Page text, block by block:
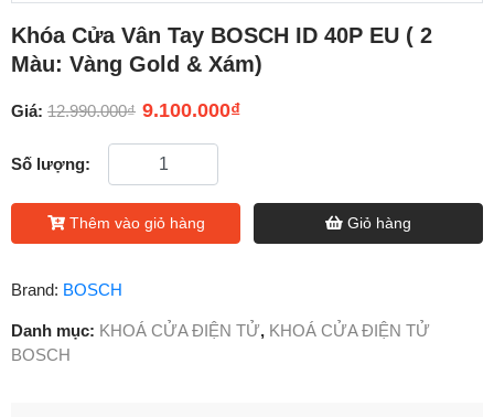
Khóa Cửa Vân Tay BOSCH ID 40P EU ( 2
Màu: Vàng Gold & Xám)
Giá: 12.990.000₫ 9.100.000₫
Số lượng:
Thêm vào giỏ hàng Giỏ hàng
Brand: BOSCH
Danh mục: KHOÁ CỬA ĐIỆN TỬ, KHOÁ CỬA ĐIỆN TỬ
BOSCH